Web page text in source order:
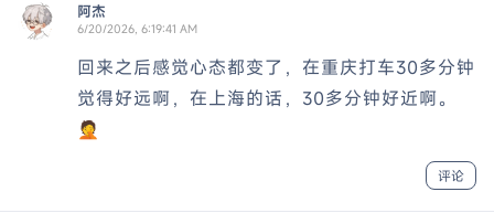
阿杰
6/20/2026, 6:19:41 AM
回来之后感觉心态都变了，在重庆打车30多分钟
觉得好远啊，在上海的话，30多分钟好近啊。
🤦
评论